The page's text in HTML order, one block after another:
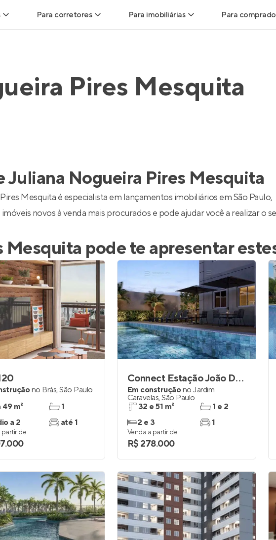
Para corretores
Parcerias imobiliárias
Anunciar imóveis
Para imobiliárias
Anunciar imóveis
Para
Comprar x
Encontre
Pires Mesquita
Juliana Nogueira Pires Mesquita
Mesquita é especialista em lançamentos imobiliários em São Paulo,
novos à venda mais procurados e pode ajudar você a realizar o
Mesquita pode te apresentar
no Brás,São Paulo
49 m²
a 2
1
até 1
partir de
Connect Estação João Dias
Em construçãono Jardim
Caravelas,São Paulo
32 e 51 m²
2 e 3
1 e 2
1
Venda a partir de
R$ 278.000